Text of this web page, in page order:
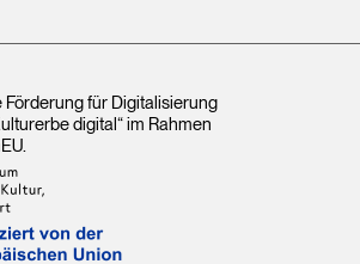
für Digitalisierung
digital“ im Rahmen
.